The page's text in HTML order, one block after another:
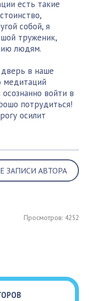
есть такие
собой, я
труженик,
людям.
дверь в наше
медитаций
войти в
потрудиться!
осилит
ЗАПИСИ АВТОРА
Просмотров: 4252